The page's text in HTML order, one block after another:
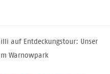
auf Entdeckungstour: Unser
Warnowpark